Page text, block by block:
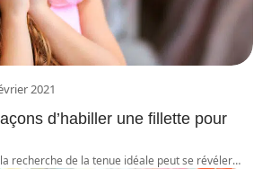
2021
d’habiller une fillette pour
recherche de la tenue idéale peut se révéler…